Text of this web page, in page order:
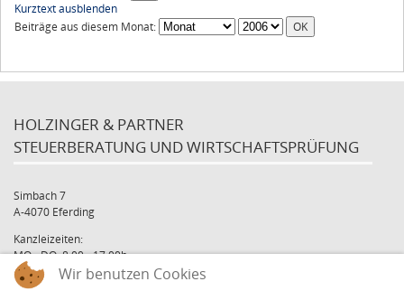
Kurztext ausblenden
Beiträge aus diesem Monat:
HOLZINGER & PARTNER
STEUERBERATUNG UND WIRTSCHAFTSPRÜFUNG
Simbach 7
A-4070 Eferding
Kanzleizeiten:
MO - DO: 8:00 - 17:00h
FR: 8:00 - 12:00hWir benutzen Cookies